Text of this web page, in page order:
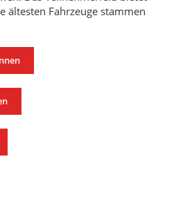
ältesten Fahrzeuge stammen